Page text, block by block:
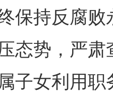
保持反腐
态势，严肃
子女利用